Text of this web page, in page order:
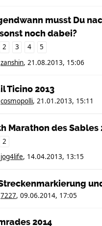
musst Du
noch dabei?
2 3 4
5
zanshin, 21.08.2013, 15:06
Ticino 2013
cosmopolli, 21.01.2013, 15:11
Marathon des Sables
2
jog4life, 14.04.2013, 13:15
7227, 09.06.2014, 17:05
2014